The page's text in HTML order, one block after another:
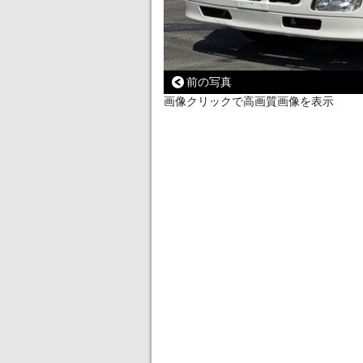
前の写真
画像クリックで高画質画像を表示